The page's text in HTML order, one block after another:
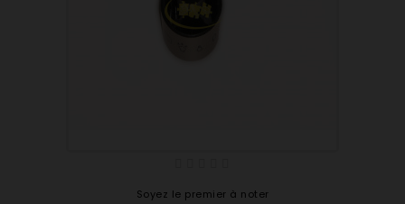
Soyez le premier à noter